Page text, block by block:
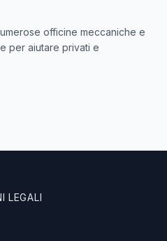
officine meccaniche e
per aiutare privati e
LEGALI